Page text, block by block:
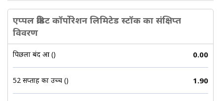
एप्पल क्रेडिट कॉर्पोरेशन लिमिटेड स्टॉक का संक्षिप्त
विवरण
पिछला बंद हुआ (₹) 0.00
52 सप्ताह का उच्च (₹) 1.90